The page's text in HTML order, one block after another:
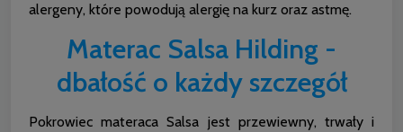
alergeny, które powodują alergię na kurz oraz astmę.
Materac Salsa Hilding -
dbałość o każdy szczegół
Pokrowiec materaca Salsa jest przewiewny, trwały i